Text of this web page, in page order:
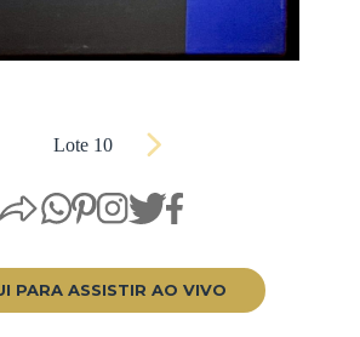
Lote 10
PARA ASSISTIR AO VIVO